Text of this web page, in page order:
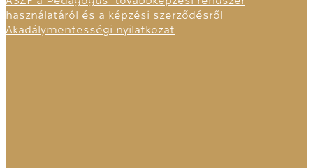
használatáról és a képzési szerződésről
Akadálymentességi nyilatkozat